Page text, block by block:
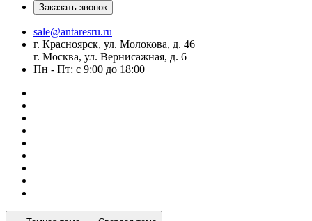
Заказать звонок
sale@antaresru.ru
г. Красноярск, ул. Молокова, д. 46
г. Москва, ул. Вернисажная, д. 6
Пн - Пт: с 9:00 до 18:00